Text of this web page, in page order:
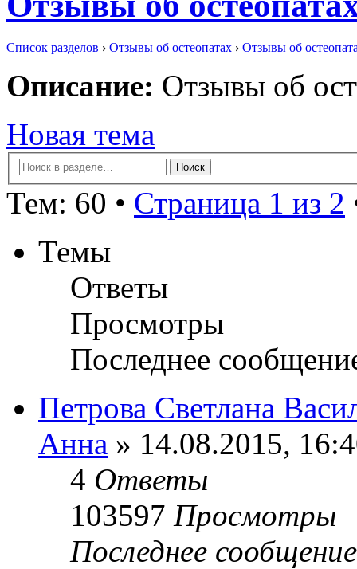
Список разделов › Отзывы об остеопатах › Отзывы об
Описание: Отзывы об
Новая тема
Тем: 60 • Страница 1 из 2
Темы
Ответы
Просмотры
Последнее
Петрова Светлана
Анна » 14.08.2015,
4 Ответы
103597 Просмотры
Последнее